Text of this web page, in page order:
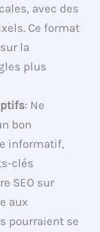
avec des
Ce format
la
plus
: Ne
bon
informatif,
clés
SEO sur
aux
pourraient se